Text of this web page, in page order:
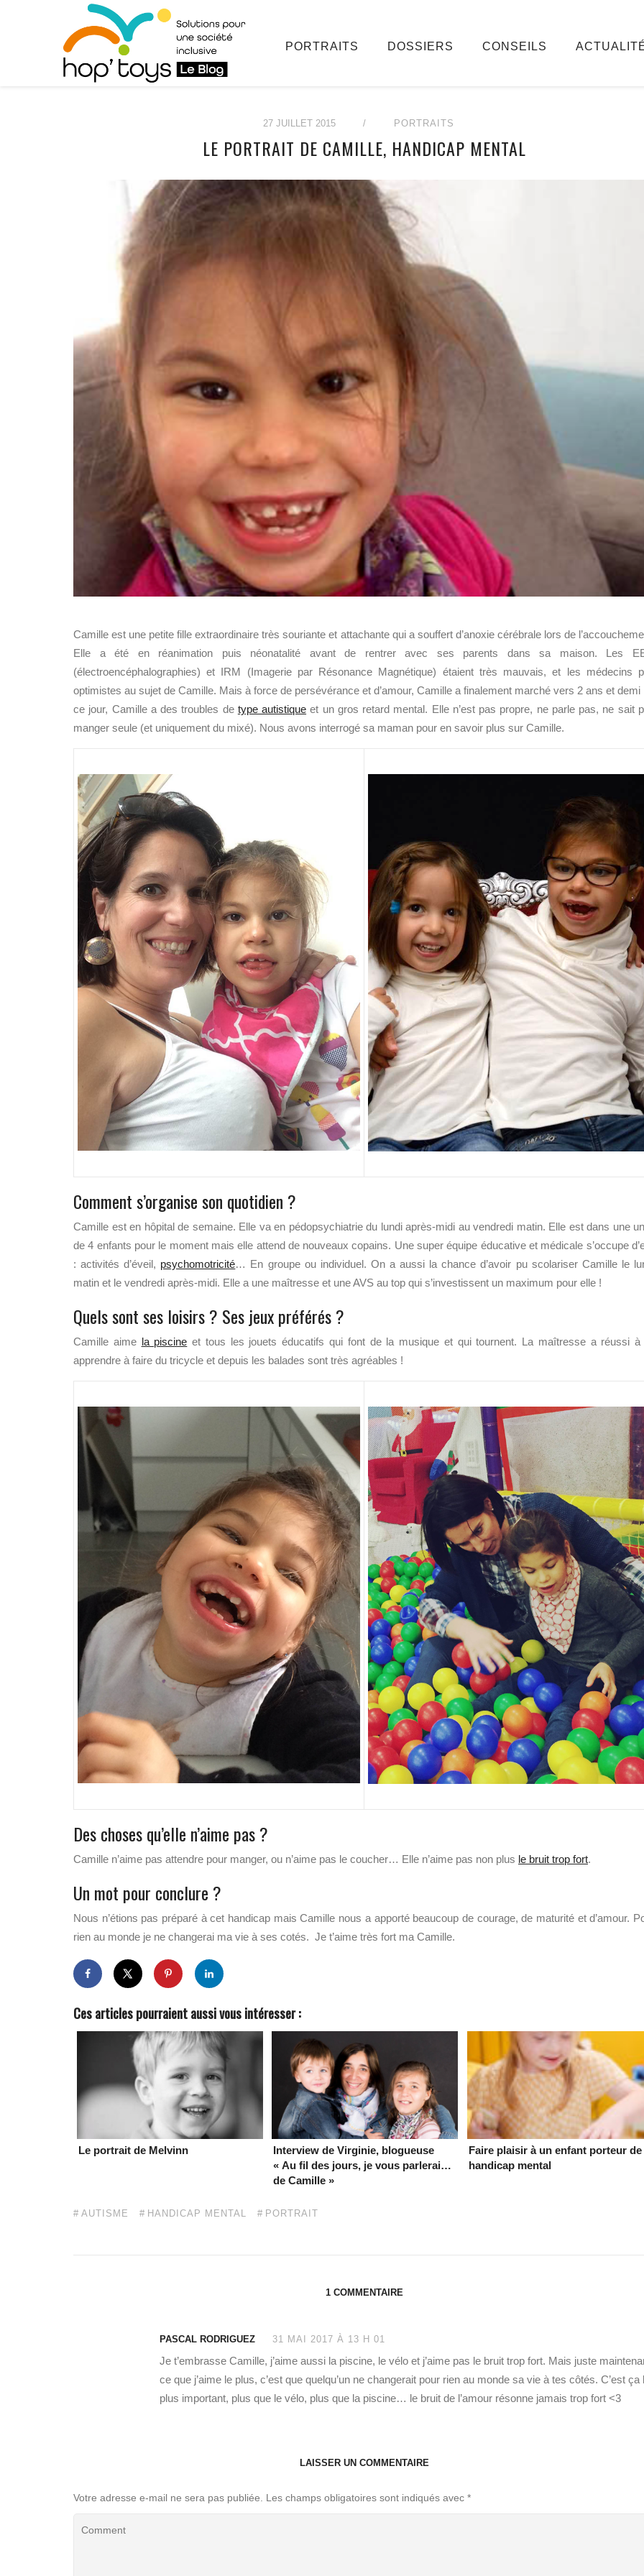
PORTRAITS DOSSIERS CONSEILS
27 JUILLET 2015 / PORTRAITS
LE PORTRAIT DE CAMILLE, HANDICAP MENTAL
Camille est une petite fille extraordinaire très souriante et attachante qui a souffert d’anoxie cérébrale lors de
Elle a été en réanimation puis néonatalité avant de rentrer avec ses parents dans sa maison. Les
(électroencéphalographies) et IRM (Imagerie par Résonance Magnétique) étaient très mauvais, et les médecins
optimistes au sujet de Camille. Mais à force de persévérance et d’amour, Camille a finalement marché vers 2 ans et demi
ce jour, Camille a des troubles de type autistique et un gros retard mental. Elle n’est pas propre, ne parle pas, ne sait
manger seule (et uniquement du mixé). Nous avons interrogé sa maman pour en savoir plus sur Camille.
Comment s’organise son quotidien ?
Camille est en hôpital de semaine. Elle va en pédopsychiatrie du lundi après-midi au vendredi matin. Elle est dans une
de 4 enfants pour le moment mais elle attend de nouveaux copains. Une super équipe éducative et médicale s’occupe
: activités d’éveil, psychomotricité… En groupe ou individuel. On a aussi la chance d’avoir pu scolariser Camille le
matin et le vendredi après-midi. Elle a une maîtresse et une AVS au top qui s’investissent un maximum pour elle !
Quels sont ses loisirs ? Ses jeux préférés ?
Camille aime la piscine et tous les jouets éducatifs qui font de la musique et qui tournent. La maîtresse a réussi à
apprendre à faire du tricycle et depuis les balades sont très agréables !
Des choses qu’elle n’aime pas ?
Camille n’aime pas attendre pour manger, ou n’aime pas le coucher… Elle n’aime pas non plus le bruit trop fort.
Un mot pour conclure ?
Nous n’étions pas préparé à cet handicap mais Camille nous a apporté beaucoup de courage, de maturité et d’amour.
rien au monde je ne changerai ma vie à ses cotés. Je t’aime très fort ma Camille.
Ces articles pourraient aussi vous intéresser :
Le portrait de Melvinn
Interview de Virginie, blogueuse
« Au fil des jours, je vous parlerai…
de Camille »
Faire plaisir à un enfant porteur de
handicap mental
AUTISME HANDICAP MENTAL PORTRAIT
1 COMMENTAIRE
PASCAL RODRIGUEZ 31 MAI 2017 À 13 H 01
Je t’embrasse Camille, j’aime aussi la piscine, le vélo et j’aime pas le bruit trop fort. Mais juste
ce que j’aime le plus, c’est que quelqu’un ne changerait pour rien au monde sa vie à tes côtés. C’est ça
plus important, plus que le vélo, plus que la piscine… le bruit de l’amour résonne jamais trop fort <3
LAISSER UN COMMENTAIRE
Votre adresse e-mail ne sera pas publiée. Les champs obligatoires sont indiqués avec *